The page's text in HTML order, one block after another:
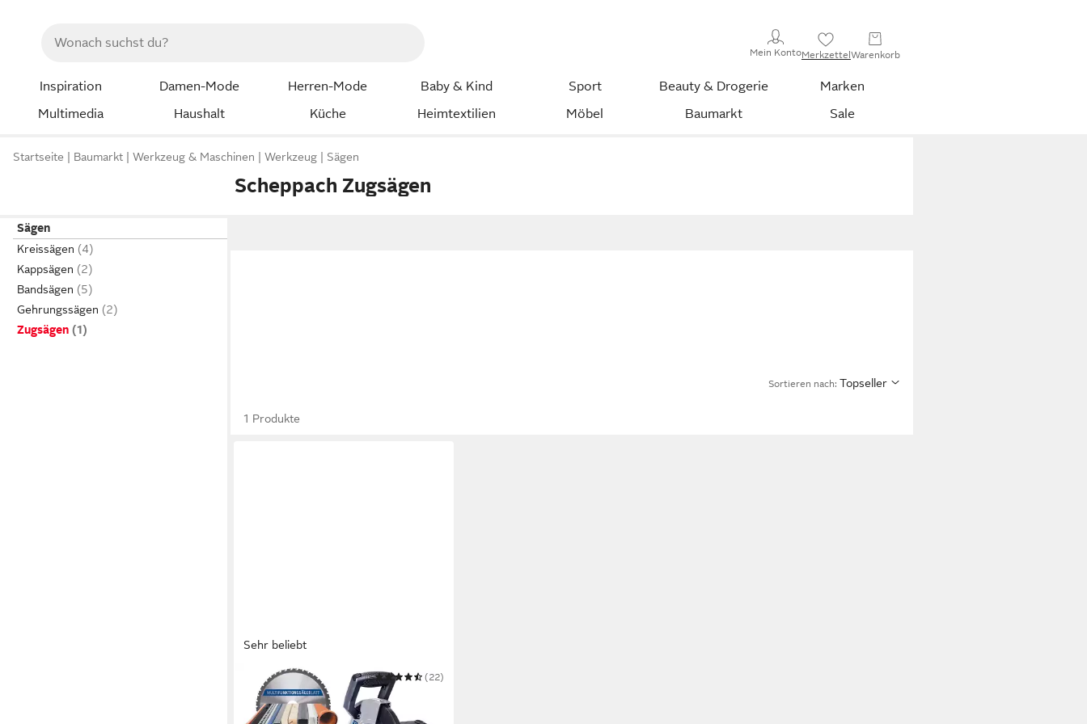
Mein KontoMerkzettelWarenkorb
Inspiration Damen-Mode Herren-Mode Baby & Kind Sport Beauty & Drogerie
Marken
Multimedia
Haushalt Küche Heimtextilien Möbel Baumarkt Sale
Startseite Baumarkt Werkzeug & Maschinen Werkzeug Sägen
Scheppach Zugsägen
Sägen
Kreissägen
Kappsägen
Bandsägen
Gehrungssägen
Zugsägen
Sortieren nach: Topseller
1 Produkte
Sehr beliebt
SCHEPPACH
Zug- und Kappsäge Scheppach
HM110MP Zugsäge Kappsäge
(22)